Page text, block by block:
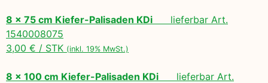
8 x 75 cm Kiefer-Palisaden KDi lieferbar Art.
1540008075
3,00 € / STK (inkl. 19% MwSt.)
8 x 100 cm Kiefer-Palisaden KDi lieferbar Art.